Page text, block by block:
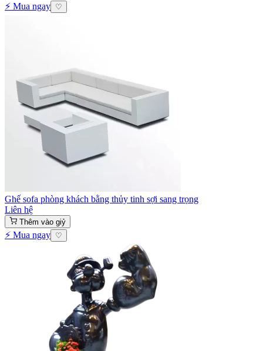
⚡ Mua ngay ♡
Ghế sofa phòng khách bằng thủy tinh sợi sang trọng
Liên hệ
Thêm vào giỷ
⚡ Mua ngay ♡